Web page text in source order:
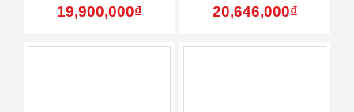
19,900,000₫ 20,646,000₫